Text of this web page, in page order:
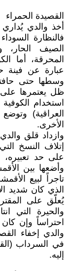
القصيدة الحمراء
أخذ والدي يُداري
فالنظارة
الصيف
المحرقة، أما
عبارة عن
وسطها حتى
ظل يعتمرها على
استخدام
العراقية)
الأخرى.
وازداد قلق
إتلاف النسخ
على حد
وأضعها بين
تاجراً لبيع
الذي كان شديد
يُعلّق على
والحيرة التي
احتراساً وإن
والدي إخفاء
في السرداب
إليه.